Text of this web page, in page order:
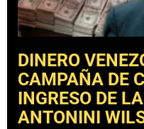
DINERO
CAMPAÑA DE
INGRESO DE
ANTONINI